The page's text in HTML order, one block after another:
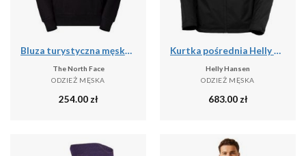
Bluza turystyczna męska The North Face M Simple Dome Hoodie
The North Face
ODZIEŻ MĘSKA
254.00zł
Kurtka pośrednia Helly Hansen Crew 2
Helly Hansen
ODZIEŻ MĘSKA
683.00zł